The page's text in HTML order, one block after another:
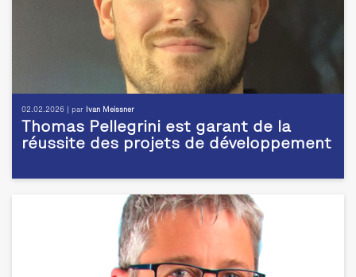
02.02.2026 | par Ivan Meissner
Thomas Pellegrini est garant de la
réussite des projets de développement